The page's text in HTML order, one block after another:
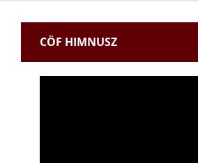
CÖF HIMNUSZ